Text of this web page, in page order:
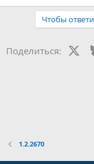
Чтобы
Поделиться:
1.2.2670